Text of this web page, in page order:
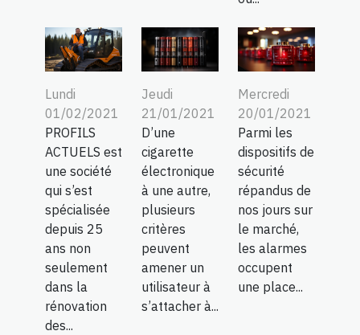
Lundi
01/02/2021
PROFILS
ACTUELS est
une société
qui s’est
spécialisée
depuis 25
ans non
seulement
dans la
rénovation
des...
Jeudi
21/01/2021
D’une
cigarette
électronique
à une autre,
plusieurs
critères
peuvent
amener un
utilisateur à
s’attacher à...
Mercredi
20/01/2021
Parmi les
dispositifs de
sécurité
répandus de
nos jours sur
le marché,
les alarmes
occupent
une place...